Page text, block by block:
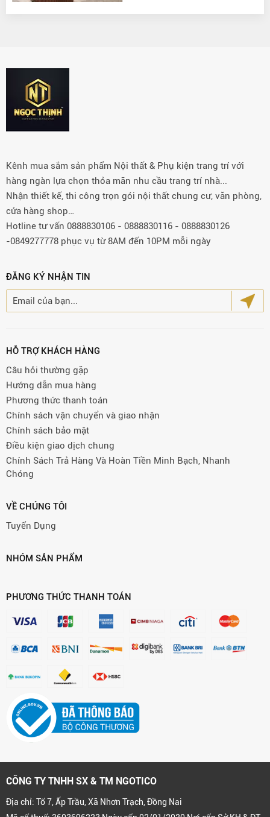
Kênh mua sắm sản phẩm Nội thất & Phụ kiện trang trí với
hàng ngàn lựa chọn thỏa mãn nhu cầu trang trí nhà...
Nhận thiết kế, thi công trọn gói nội thất chung cư, văn phòng,
cửa hàng shop…
Hotline tư vấn 0888830106 - 0888830116 - 0888830126
-0849277778 phục vụ từ 8AM đến 10PM mỗi ngày
ĐĂNG KÝ NHẬN TIN
HỖ TRỢ KHÁCH HÀNG
Câu hỏi thường gặp
Hướng dẫn mua hàng
Phương thức thanh toán
Chính sách vận chuyển và giao nhận
Chính sách bảo mật
Điều kiện giao dịch chung
Chính Sách Trả Hàng Và Hoàn Tiền Minh Bạch, Nhanh
Chóng
VỀ CHÚNG TÔI
Tuyển Dụng
NHÓM SẢN PHẨM
PHƯƠNG THỨC THANH TOÁN
CÔNG TY TNHH SX & TM NGOTICO
Địa chỉ: Tổ 7, Ấp Trầu, Xã Nhơn Trạch, Đồng Nai